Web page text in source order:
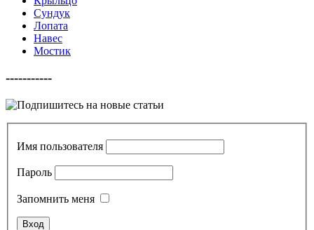
Сундук
Лопата
Навес
Мостик
-----------
Имя пользователя
Пароль
Запомнить меня